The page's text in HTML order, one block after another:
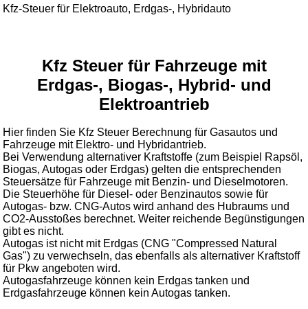
Kfz-Steuer für Elektroauto, Erdgas-, Hybridauto
Kfz Steuer für Fahrzeuge mit
Erdgas-, Biogas-, Hybrid- und
Elektroantrieb
Hier finden Sie Kfz Steuer Berechnung für Gasautos und
Fahrzeuge mit Elektro- und Hybridantrieb.
Bei Verwendung alternativer Kraftstoffe (zum Beispiel Rapsöl,
Biogas, Autogas oder Erdgas) gelten die entsprechenden
Steuersätze für Fahrzeuge mit Benzin- und Dieselmotoren.
Die Steuerhöhe für Diesel- oder Benzinautos sowie für
Autogas- bzw. CNG-Autos wird anhand des Hubraums und
CO2-Ausstoßes berechnet. Weiter reichende Begünstigungen
gibt es nicht.
Autogas ist nicht mit Erdgas (CNG "Compressed Natural
Gas") zu verwechseln, das ebenfalls als alternativer Kraftstoff
für Pkw angeboten wird.
Autogasfahrzeuge können kein Erdgas tanken und
Erdgasfahrzeuge können kein Autogas tanken.